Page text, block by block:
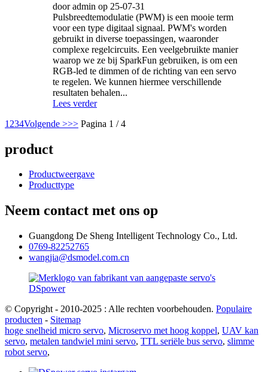
door admin op 25-07-31
Pulsbreedtemodulatie (PWM) is een mooie term
voor een type digitaal signaal. PWM's worden
gebruikt in diverse toepassingen, waaronder
complexe regelcircuits. Een veelgebruikte manier
waarop we ze bij SparkFun gebruiken, is om een
​​RGB-led te dimmen of de richting van een servo
te regelen. We kunnen hiermee verschillende
resultaten behalen...
Lees verder
1 234Volgende >>> Pagina 1 / 4
product
Productweergave
Producttype
Neem contact met ons op
Guangdong De Sheng Intelligent Technology Co., Ltd.
0769-82252765
wangjia@dsmodel.com.cn
© Copyright - 2010-2025 : Alle rechten voorbehouden. Populaire
producten - Sitemap
hoge snelheid micro servo, Microservo met hoog koppel, UAV kan
servo, metalen tandwiel mini servo, TTL seriële bus servo, slimme
robot servo,